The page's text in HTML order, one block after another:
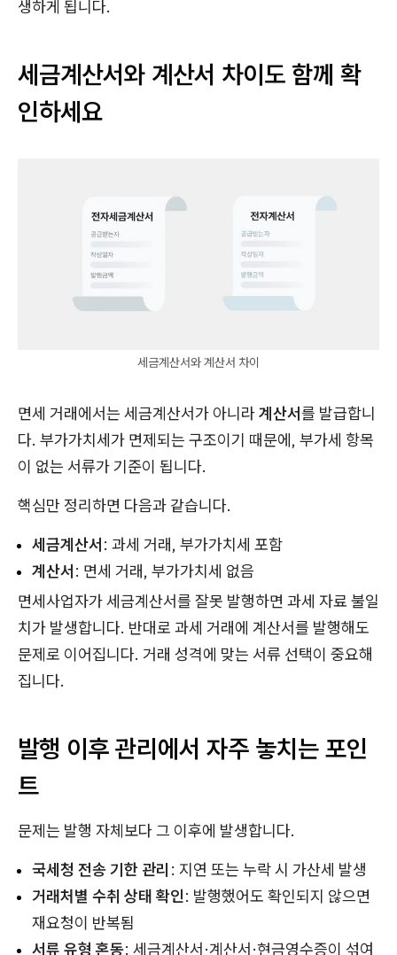
생하게 됩니다.
세금계산서와 계산서 차이도 함께 확
인하세요
세금계산서와 계산서 차이
면세 거래에서는 세금계산서가 아니라계산서를 발급합니
다. 부가가치세가 면제되는 구조이기 때문에, 부가세 항목
이 없는 서류가 기준이 됩니다.
핵심만 정리하면 다음과 같습니다.
세금계산서: 과세 거래, 부가가치세 포함
계산서: 면세 거래, 부가가치세 없음
면세사업자가 세금계산서를 잘못 발행하면 과세 자료 불일
치가 발생합니다. 반대로 과세 거래에 계산서를 발행해도
문제로 이어집니다. 거래 성격에 맞는 서류 선택이 중요해
집니다.
발행 이후 관리에서 자주 놓치는 포인
트
문제는 발행 자체보다 그 이후에 발생합니다.
국세청 전송 기한 관리 : 지연 또는 누락 시 가산세 발생
거래처별 수취 상태 확인: 발행했어도 확인되지 않으면
재요청이 반복됨
서류 유형 혼동: 세금계산서·계산서·현금영수증이 섞여